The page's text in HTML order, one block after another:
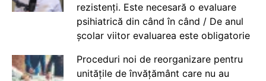
rezistenți. Este necesară o evaluare
psihiatrică din când în când / De anul
școlar viitor evaluarea este obligatorie
Proceduri noi de reorganizare pentru
unitățile de învățământ care nu au